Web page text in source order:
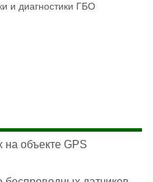
и диагностики ГБО
объекте GPS